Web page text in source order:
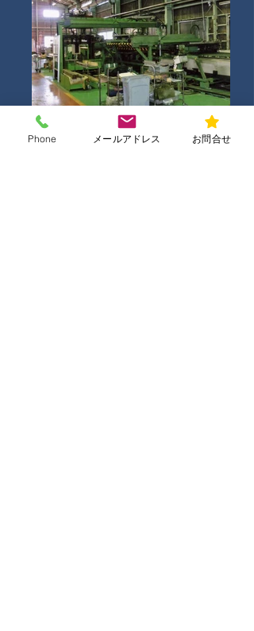
Phone メールアドレス お問合せ